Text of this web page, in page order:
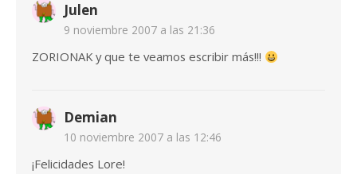
Julen
9 noviembre 2007 a las 21:36
ZORIONAK y que te veamos escribir más!!!
Demian
10 noviembre 2007 a las 12:46
¡Felicidades Lore!